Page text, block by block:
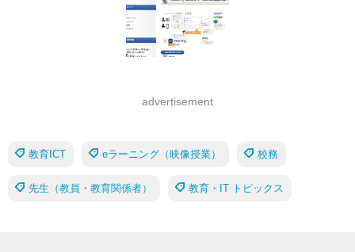
advertisement
教育ICT eラーニング（映像授業） 校務
先生（教員・教育関係者） 教育・IT トピックス